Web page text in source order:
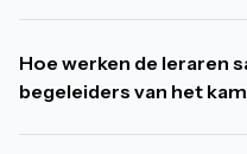
Hoe werken de leraren
begeleiders van het